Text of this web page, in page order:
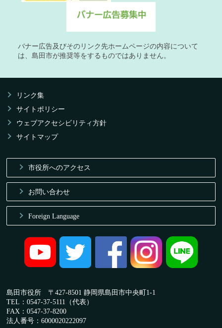
バナー広告及びそのリンク先ホームページの内容について
は、島田市が推奨等をするものではありません。
リンク集
サイトポリシー
ウェブアクセシビリティ方針
サイトマップ
市役所へのアクセス
お問い合わせ
Foreign Language
島田市役所 〒427-8501 静岡県島田市中央町1-1
TEL：0547-37-5111（代表）
FAX：0547-37-8200
法人番号：6000020222097